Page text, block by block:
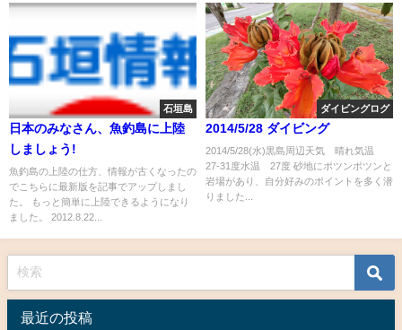
石垣島
日本のみなさん、魚釣島に上陸
しましょう!
魚釣島の上陸の仕方、情報が古くなったの
でこちらに最新版を記事でアップしまし
た。 もっと簡単に上陸できるようになり
ました。 2012.8.22...
ダイビングログ
2014/5/28 ダイビング
2014/5/28(水)黒島周辺天気 晴れ気温
27-31度水温 27度 砂地にポツンポツンと
岩場があり、自分好みのポイントを多く潜
りました...
最近の投稿